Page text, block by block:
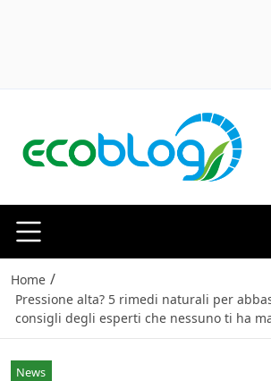
Home /
Pressione alta? 5 rimedi naturali per
consigli degli esperti che nessuno ti ha
News